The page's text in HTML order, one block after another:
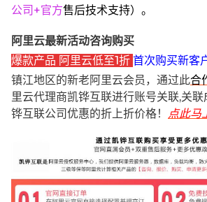
公司+官方售后技术支持）。
阿里云最新活动咨询购买
爆款产品 阿里云低至1折 首次购买新客
镇江地区的新老阿里云会员，通过此合
里云代理商凯铧互联进行账号关联,关
铧互联公司优惠的折上折价格！
点此马